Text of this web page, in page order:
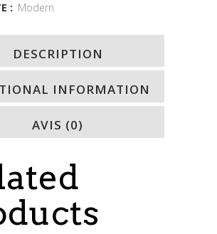
: Modern
DESCRIPTION
INFORMATION
AVIS (0)